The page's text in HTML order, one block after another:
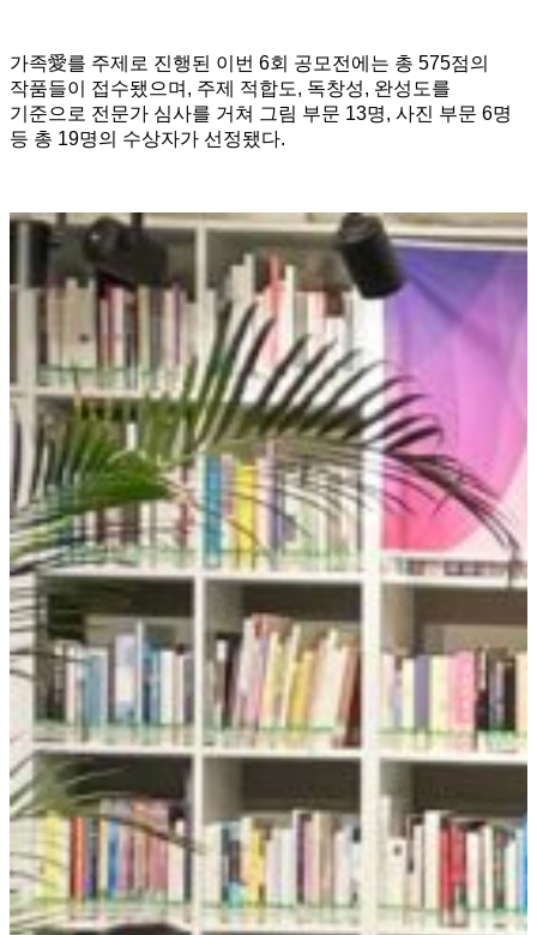
가족愛를 주제로 진행된 이번 6회 공모전에는 총 575점의
작품들이 접수됐으며, 주제 적합도, 독창성, 완성도를
기준으로 전문가 심사를 거쳐 그림 부문 13명, 사진 부문 6명
등 총 19명의 수상자가 선정됐다.